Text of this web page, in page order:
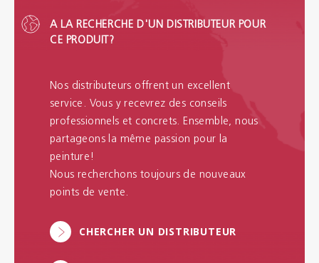
A LA RECHERCHE D'UN DISTRIBUTEUR POUR
CE PRODUIT?
Nos distributeurs offrent un excellent
service. Vous y recevrez des conseils
professionnels et concrets. Ensemble, nous
partageons la même passion pour la
peinture!
Nous recherchons toujours de nouveaux
points de vente.
CHERCHER UN DISTRIBUTEUR